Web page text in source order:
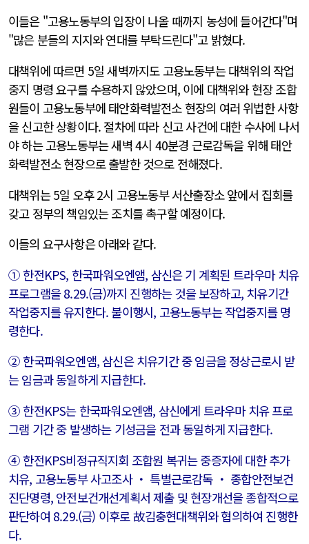
이들은 "고용노동부의 입장이 나올 때까지 농성에 들어간다"며
"많은 분들의 지지와 연대를 부탁드린다"고 밝혔다.
대책위에 따르면 5일 새벽까지도 고용노동부는 대책위의 작업
중지 명령 요구를 수용하지 않았으며, 이에 대책위와 현장 조합
원들이 고용노동부에 태안화력발전소 현장의 여러 위법한 사항
을 신고한 상황이다. 절차에 따라 신고 사건에 대한 수사에 나서
야 하는 고용노동부는 새벽 4시 40분경 근로감독을 위해 태안
화력발전소 현장으로 출발한 것으로 전해졌다.
대책위는 5일 오후 2시 고용노동부 서산출장소 앞에서 집회를
갖고 정부의 책임있는 조치를 촉구할 예정이다.
이들의 요구사항은 아래와 같다.
① 한전KPS, 한국파워오엔앰, 삼신은 기 계획된 트라우마 치유
프로그램을 8.29.(금)까지 진행하는 것을 보장하고, 치유기간
작업중지를 유지한다. 불이행시, 고용노동부는 작업중지를 명
령한다.
② 한국파워오엔앰, 삼신은 치유기간 중 임금을 정상근로시 받
는 임금과 동일하게 지급한다.
③ 한전KPS는 한국파워오엔앰, 삼신에게 트라우마 치유 프로
그램 기간 중 발생하는 기성금을 전과 동일하게 지급한다.
④ 한전KPS비정규직지회 조합원 복귀는 중증자에 대한 추가
치유, 고용노동부 사고조사 ‧ 특별근로감독 ‧ 종합안전보건
진단명령, 안전보건개선계획서 제출 및 현장개선을 종합적으로
판단하여 8.29.(금) 이후로 故김충현대책위와 협의하여 진행한
다.